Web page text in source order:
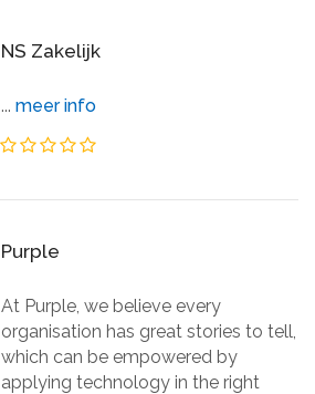
NS Zakelijk
...meer info
Purple
At Purple, we believe every
organisation has great stories to tell,
which can be empowered by
applying technology in the right